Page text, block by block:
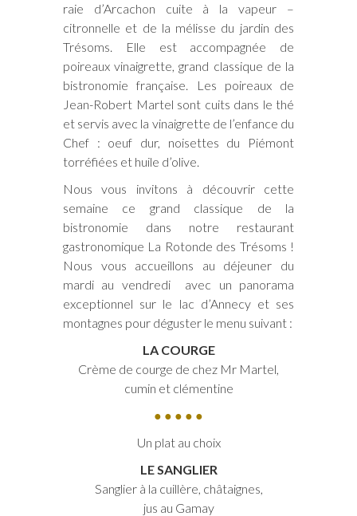
raie d’Arcachon cuite à la vapeur –
citronnelle et de la mélisse du jardin des
Trésoms. Elle est accompagnée de
poireaux vinaigrette, grand classique de la
bistronomie française. Les poireaux de
Jean-Robert Martel sont cuits dans le thé
et servis avec la vinaigrette de l’enfance du
Chef : oeuf dur, noisettes du Piémont
torréfiées et huile d’olive.
Nous vous invitons à découvrir cette
semaine ce grand classique de la
bistronomie dans notre restaurant
gastronomique La Rotonde des Trésoms !
Nous vous accueillons au déjeuner du
mardi au vendredi avec un panorama
exceptionnel sur le lac d’Annecy et ses
montagnes pour déguster le menu suivant :
LA COURGE
Crème de courge de chez Mr Martel,
cumin et clémentine
● ● ● ● ●
Un plat au choix
LE SANGLIER
Sanglier à la cuillère, châtaignes,
jus au Gamay